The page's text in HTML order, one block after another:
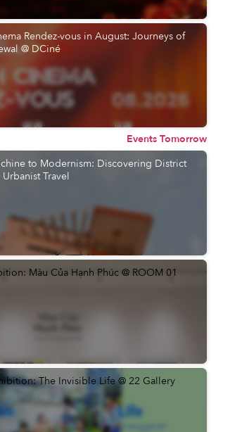
Rendez-vous in August: Journeys of
@ DCiné
Events Tomorrow
to Modernism: Discovering District
Travel
Màu Của Hạnh Phúc @ ROOM 01
The Invisible Life @ 22 Gallery